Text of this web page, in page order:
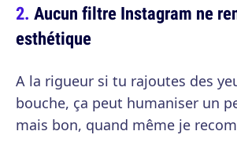
Aucun filtre Instagram ne
esthétique
A la rigueur si tu rajoutes des
bouche, ça peut humaniser un
mais bon, quand même je